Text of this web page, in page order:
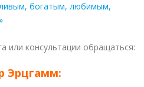
богатым, любимым,
или консультации обращаться:
Эрцгамм: